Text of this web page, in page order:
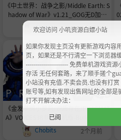
《中土世界：战争之影/Middle Earth: S
hadow of War》v1.21_GOG无D加密
版-集成4K过场CG+高清材质包|容量14
5GB官中免安装-简中|支持键鼠.手柄|赠
音乐原声|赠通关存档|送多项修改器
Chobits 1个月前
《金发举牌小萝莉/识质存在/PRAGMAT
A》VOICES38非虚拟机版-Build 22357
085|整合全DLC|官方简体中文|支持键
盘.鼠标.手柄|赠多项修改器34.7GB
Chobits 2个月前
欢迎访问 小叽资源白嫖小站
如果你发现主页没有更新游戏内容
页，如果还是不行清空一下浏览器
--------------------- 免费单机游戏资
存活 无任何套路，来了顺手搓个
小站没有充值.不卖会员.也没有打
账号等,如有发现出售网址的全部
打不开解决办法：
已阅